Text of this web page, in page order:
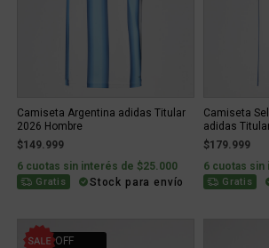
Camiseta Argentina adidas Titular
2026 Hombre
$149.999
6 cuotas sin interés de $25.000
Gratis Stock para envío
Camiseta
adidas
$179.999
6 cuotas sin
Gratis
30% OFF